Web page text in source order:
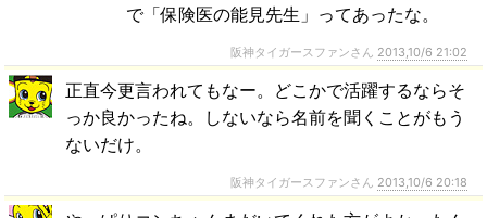
で「保険医の能見先生」ってあったな。
阪神タイガースファンさん 2013,10/6 21:02
正直今更言われてもなー。どこかで活躍するならそ
っか良かったね。しないなら名前を聞くことがもう
ないだけ。
阪神タイガースファンさん 2013,10/6 20:18